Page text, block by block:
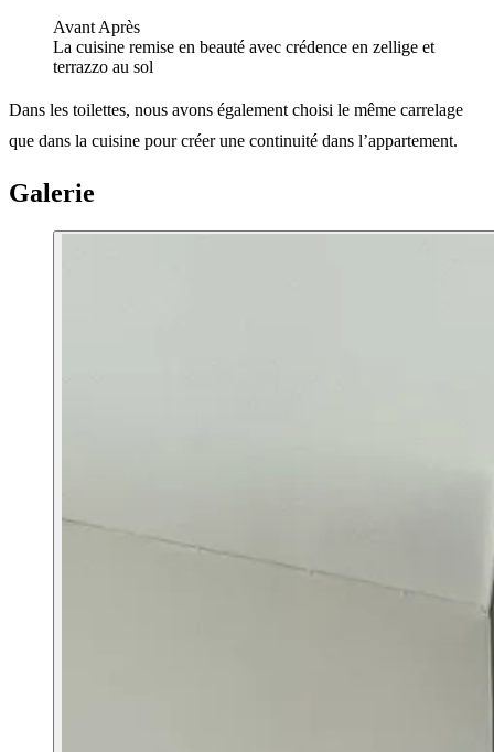
Avant Après
La cuisine remise en beauté avec crédence en zellige et
terrazzo au sol
Dans les toilettes, nous avons également choisi le même carrelage
que dans la cuisine pour créer une continuité dans l’appartement.
Galerie